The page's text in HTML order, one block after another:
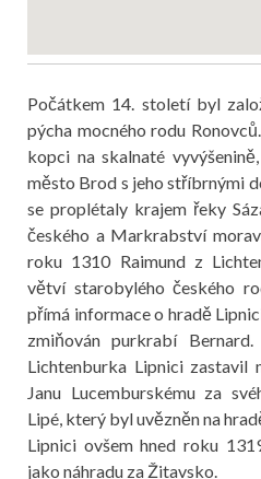
Počátkem 14. století byl
pýcha mocného rodu
kopci na skalnaté
město Brod s jeho stříbrnými
se proplétaly krajem řeky
českého a Markrabství
roku 1310 Raimund z
větví starobylého českého
přímá informace o hradě
zmiňován purkrabí
Lichtenburka Lipnici zastavil
Janu Lucemburskému za
Lipé, který byl uvězněn na
Lipnici ovšem hned roku
jako náhradu za Žitavsko.